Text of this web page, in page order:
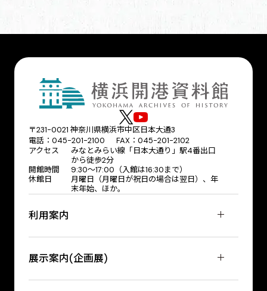
〒231-0021 神奈川県横浜市中区日本大通3
電話：045-201-2100 FAX：045-201-2102
アクセス
みなとみらい線「日本大通り」駅4番出口
から徒歩2分
開館時間
9:30〜17:00（入館は16:30まで）
休館日
月曜日（月曜日が祝日の場合は翌日）、年
末年始、ほか。
利用案内
展示案内(企画展)